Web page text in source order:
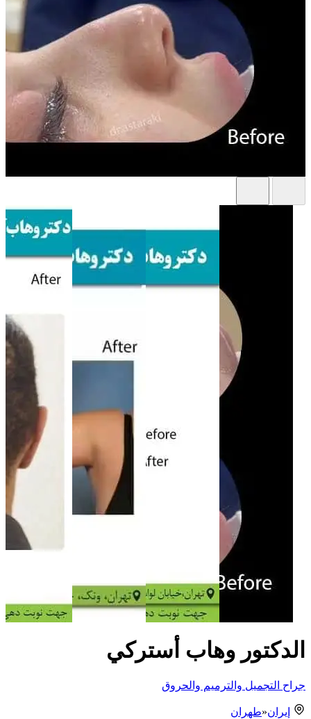
الدكتور وهاب أسترکي
جراح التجميل والترميم والحروق
إيران«طهران